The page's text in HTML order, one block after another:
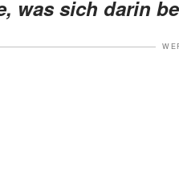
was sich darin